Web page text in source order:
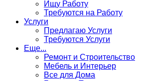
Ищу Работу
Требуются на Работу
Услуги
Предлагаю Услуги
Требуются Услуги
Еще...
Ремонт и Строительство
Мебель и Интерьер
Все для Дома